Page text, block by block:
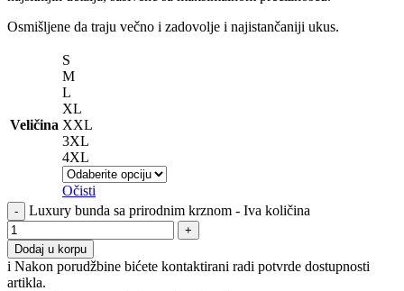
Osmišljene da traju večno i zadovolje i najistančaniji ukus.
Veličina
S
M
L
XL
XXL
3XL
4XL
Očisti
Luxury bunda sa prirodnim krznom - Iva količina
Dodaj u korpu
i Nakon porudžbine bićete kontaktirani radi potvrde dostupnosti
artikla.